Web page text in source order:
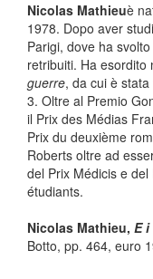
Nicolas Mathieuè
1978. Dopo aver
Parigi, dove ha
retribuiti. Ha
guerre, da cui è
3. Oltre al Premio
il Prix des Médias
Prix du deuxième
Roberts oltre ad
del Prix Médicis e
étudiants.
Nicolas Mathieu, E
Botto, pp. 464, euro